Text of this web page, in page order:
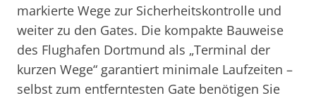
markierte Wege zur Sicherheitskontrolle und
weiter zu den Gates. Die kompakte Bauweise
des Flughafen Dortmund als „Terminal der
kurzen Wege“ garantiert minimale Laufzeiten –
selbst zum entferntesten Gate benötigen Sie